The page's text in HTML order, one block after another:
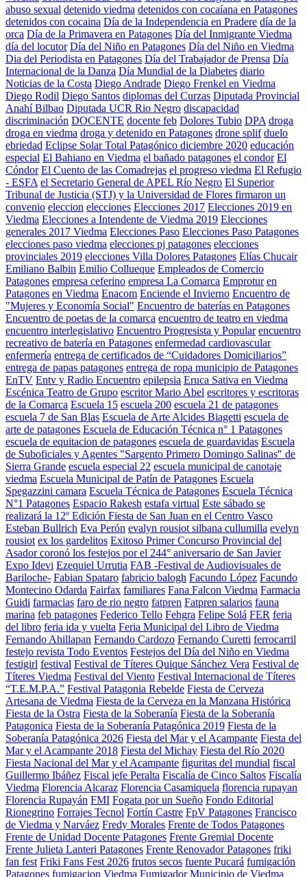
abuso sexual detenido viedma detenidos con cocaíana en Patagones
detenidos con cocaina Día de la Independencia en Pradere día de la
orca Día de la Primavera en Patagones Día del Inmigrante Viedma
día del locutor Día del Niño en Patagones Día del Niño en Viedma
Dia del Periodista en Patagones Día del Trabajador de Prensa Día
Internacional de la Danza Día Mundial de la Diabetes diario
Noticias de la Costa Diego Andrade Diego Frenkel en Viedma
Diego Rodil Diego Santos diplomas del Curzas Diputada Provincial
Anahí Bilbao Diputada UCR Rio Negro discapacidad
discriminación DOCENTE docente feb Dolores Tubio DPA droga
droga en viedma droga y detenido en Patagones drone splif duelo
ebriedad Eclipse Solar Total Patagónico diciembre 2020 educación
especial El Bahiano en Viedma el bañado patagones el condor El
Cóndor El Cuento de las Comadrejas el progreso viedma El Refugio
- ESFA el Secretario General de APEL Río Negro El Superior
Tribunal de Justicia (STJ) y la Universidad de Flores firmaron un
convenio eleccion elecciones Elecciones 2017 Elecciones 2019 en
Viedma Elecciones a Intendente de Viedma 2019 Elecciones
generales 2017 Viedma Elecciones Paso Elecciones Paso Patagones
elecciones paso viedma elecciones pj patagones elecciones
provinciales 2019 elecciones Villa Dolores Patagones Elías Chucair
Emiliano Balbin Emilio Collueque Empleados de Comercio
Patagones empresa ceferino empresa La Comarca Emprotur en
Patagones en Viedma Enacom Enciende el Invierno Encuentro de
"Mujeres y Economía Social" Encuentro de baterías en Patagones
Encuentro de poetas de la comarca encuentro de teatro en viedma
encuentro interlegislativo Encuentro Progresista y Popular encuentro
recreativo de batería en Patagones enfermedad cardiovascular
enfermería entrega de certificados de “Cuidadores Domiciliarios”
entrega de papas patagones entrega de ropa municipio de Patagones
EnTV Entv y Radio Encuentro epilepsia Eruca Sativa en Viedma
Escénica Teatro de Grupo escritor Mario Abel escritores y escritoras
de la Comarca Escuela 15 escuela 200 escuela 21 de patagones
escuela 7 de San Blas Escuela de Arte Alcides Biagetti escuela de
arte de patagones Escuela de Educación Técnica n° 1 Patagones
escuela de equitacion de patagones escuela de guardavidas Escuela
de Suboficiales y Agentes "Sargento Primero Domingo Salinas" de
Sierra Grande escuela especial 22 escuela municipal de canotaje
viedma Escuela Municipal de Patín de Patagones Escuela
Spegazzini camara Escuela Técnica de Patagones Escuela Técnica
N°1 Patagones Espacio Rakesh estafa virtual Este sábado se
realizará la 12º Edición Fiesta de San Juan en el Centro Vasco
Esteban Bullrich Eva Perón evalyn rousiot silbana cullumilla evelyn
rousiot ex los gardelitos Exitoso Primer Concurso Provincial del
Asador coronó los festejos por el 244° aniversario de San Javier
Expo Idevi Ezequiel Urrutia FAB -Festival de Audiovisuales de
Bariloche- Fabian Spataro fabricio balogh Facundo López Facundo
Montecino Odarda Fairfax familiares Fana Falcon Viedma Farmacia
Guidi farmacias faro de rio negro fatpren Fatpren salarios fauna
marina feb patagones Federico Tello Fehgra Felipe Solá FER feria
del libro feria ida y vuelta Feria Municipal del Libro de Viedma
Fernando Ahillapan Fernando Cardozo Fernando Curetti ferrocarril
festejo revista Todo Eventos Festejos del Día del Niño en Viedma
festigirl festival Festival de Títeres Quique Sánchez Vera Festival de
Títeres Viedma Festival del Viento Festival Internacional de Títeres
“T.E.M.P.A.” Festival Patagonia Rebelde Fiesta de Cerveza
Artesana de Viedma Fiesta de la Cerveza en la Manzana Histórica
Fiesta de la Ostra Fiesta de la Soberanía Fiesta de la Soberanía
Patagonica Fiesta de la Soberanía Patagónica 2019 Fiesta de la
Soberanía Patagónica 2026 Fiesta del Mar y el Acampante Fiesta del
Mar y el Acampante 2018 Fiesta del Michay Fiesta del Río 2020
Fiesta Nacional del Mar y el Acampante figuritas del mundial fiscal
Guillermo Ibáñez Fiscal jefe Peralta Fiscalía de Cinco Saltos Fiscalía
Viedma Florencia Alcaraz Florencia Casamiquela florencia rupayan
Florencia Rupayán FMI Fogata por un Sueño Fondo Editorial
Rionegrino Forrajes Tecnol Fortín Castre FpV Patagones Francisco
de Viedma y Narváez Fredy Morales Frente de Todos Patagones
Frente de Unidad Docente Patagones Frente Gremial Docente
Frente Julieta Lanteri Patagones Frente Renovador Patagones friki
fan fest Friki Fans Fest 2026 frutos secos fuente Pucará fumigación
Patagones fumigacion Viedma Fumigador Municipio de Viedma